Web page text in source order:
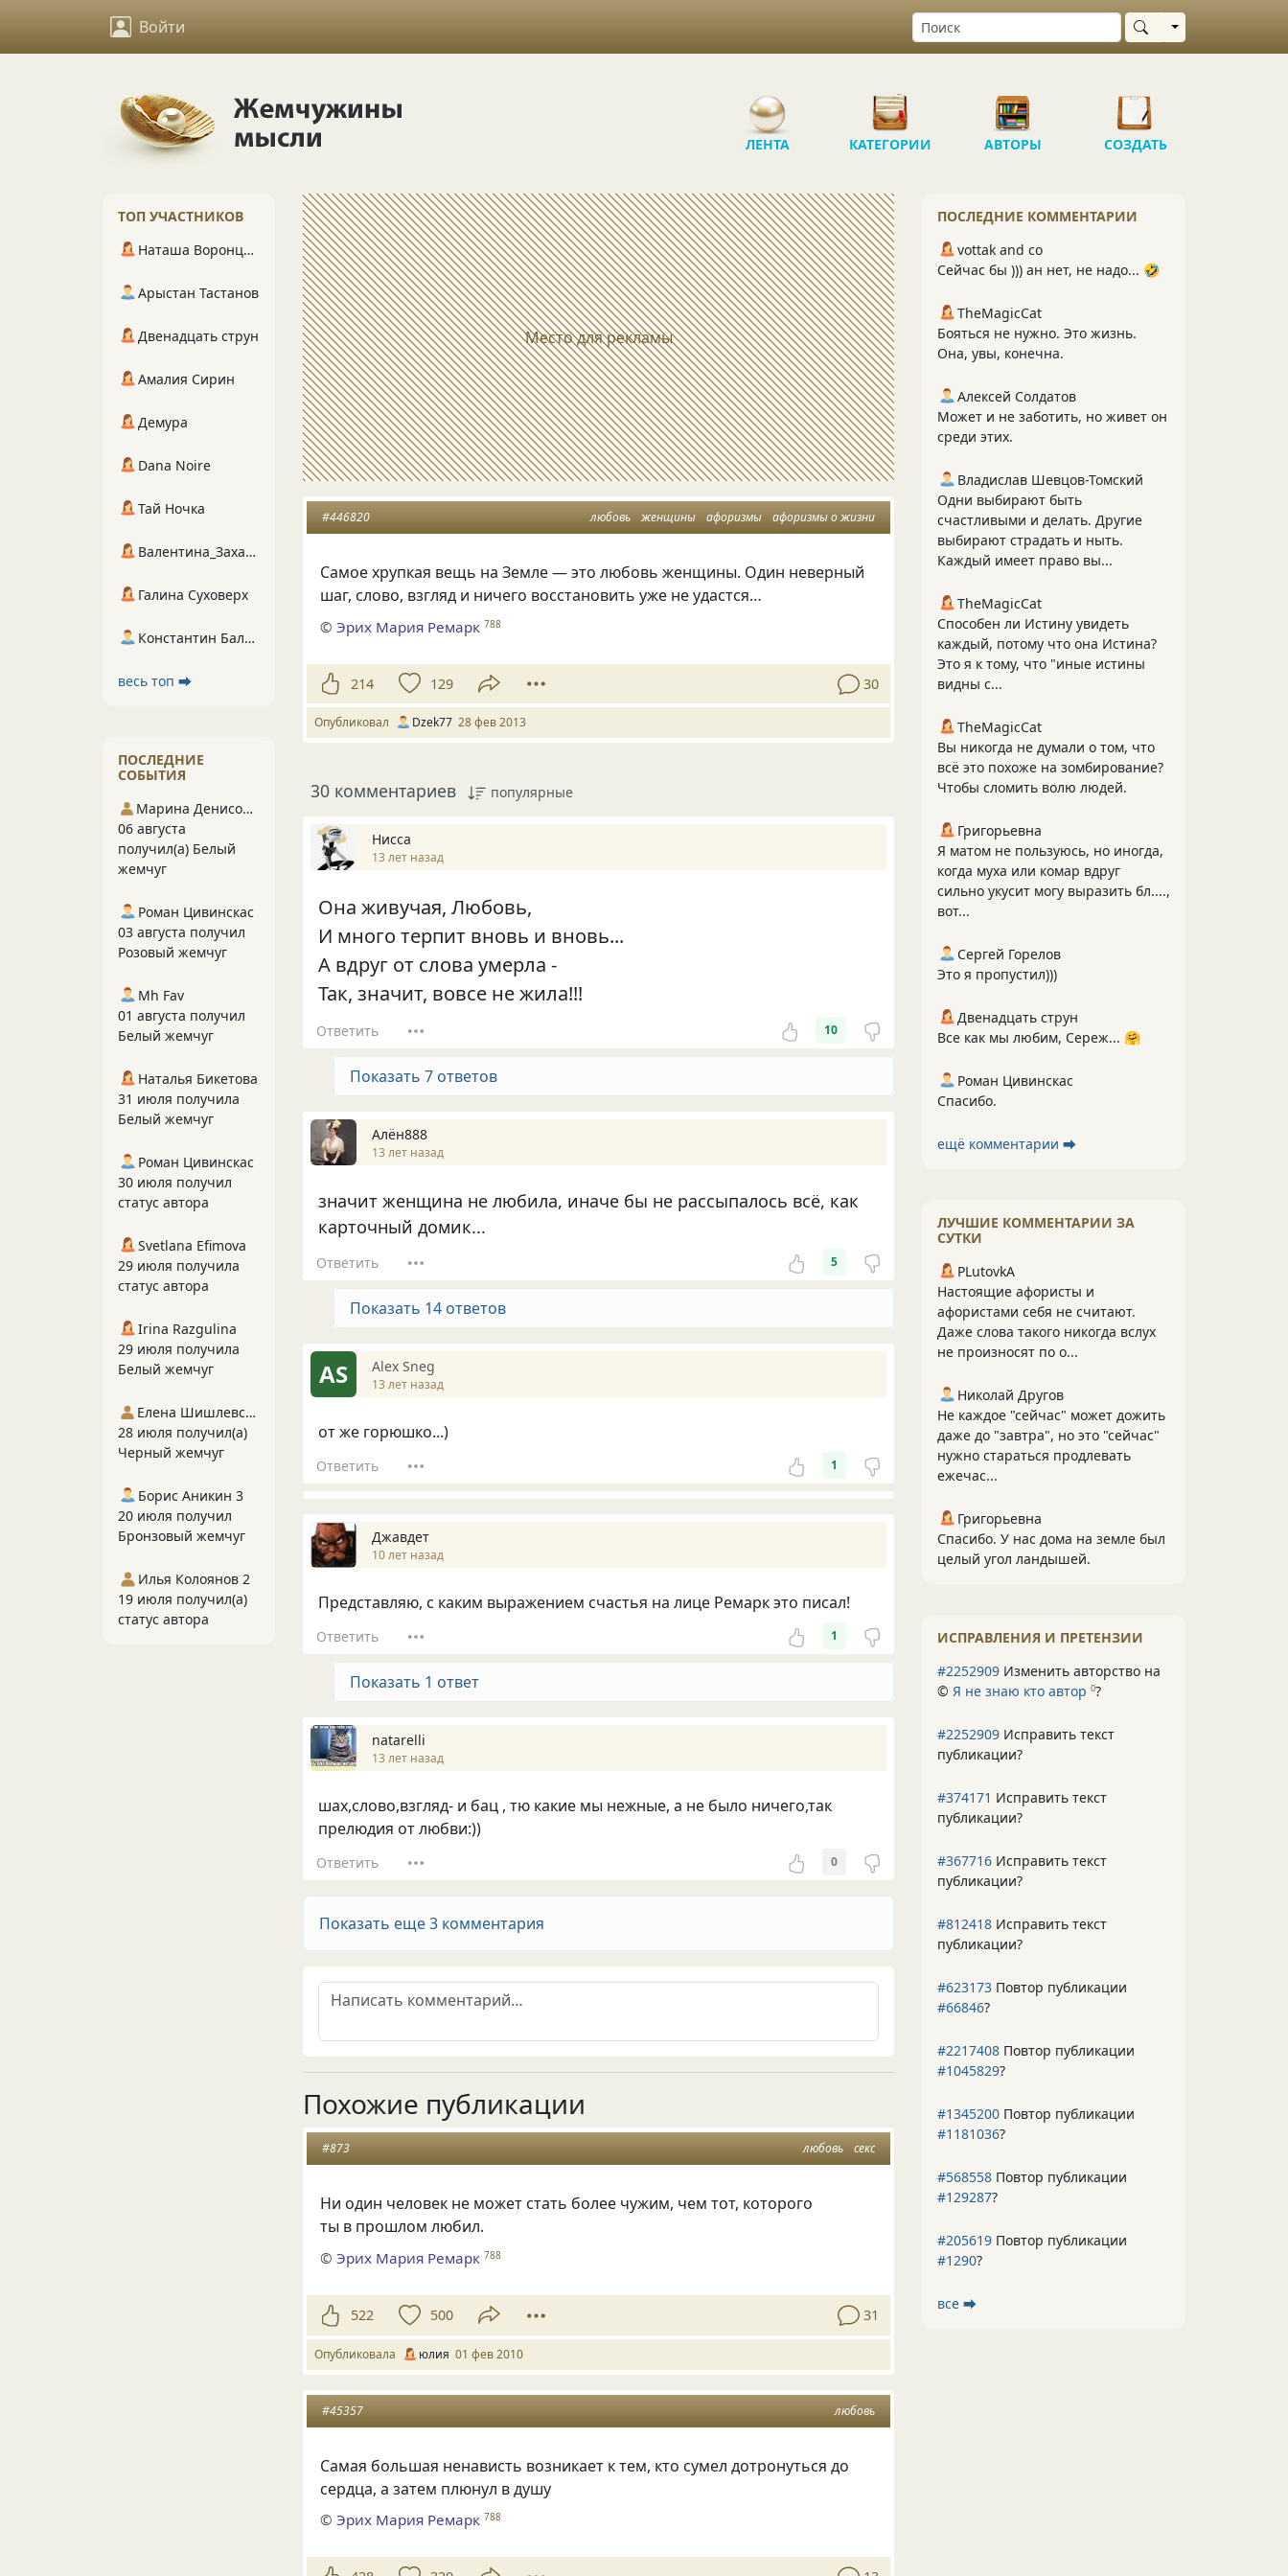
Войти Выбрать область
ЛЕНТА КАТЕГОРИИ АВТОРЫ СОЗДАТЬ
Место для рекламы
любовь женщины афоризмы афоризмы о жизни
#446820
Самое хрупкая вещь на Земле — это любовь женщины. Один неверный
шаг, слово, взгляд и ничего восстановить уже не удастся…
©Эрих Мария Ремарк 788
214 129 30
Опубликовал Dzek77 28 фев 2013
30 комментариев популярные
Нисса
13 лет назад
Она живучая, Любовь,
И много терпит вновь и вновь...
А вдруг от слова умерла -
Так, значит, вовсе не жила!!!
Ответить 10
Показать 7 ответов
Алён888
13 лет назад
значит женщина не любила, иначе бы не рассыпалось всё, как
карточный домик...
Ответить 5
Показать 14 ответов
AS Alex Sneg
13 лет назад
от же горюшко...)
Ответить 1
Джавдет
10 лет назад
Представляю, с каким выражением счастья на лице Ремарк это писал!
Ответить 1
Показать 1 ответ
natarelli
13 лет назад
шах,слово,взгляд- и бац , тю какие мы нежные, а не было ничего,так
прелюдия от любви:))
Ответить 0
Показать еще 3 комментария
Похожие публикации
любовь секс
#873
Ни один человек не может стать более чужим, чем тот, которого
ты в прошлом любил.
©Эрих Мария Ремарк 788
522 500 31
Опубликовала юлия 01 фев 2010
любовь
#45357
Самая большая ненависть возникает к тем, кто сумел дотронуться до
сердца, а затем плюнул в душу
©Эрих Мария Ремарк 788
ПОСЛЕДНИЕ КОММЕНТАРИИ
vottak and co
Сейчас бы ))) ан нет, не надо... 🤣
TheMagicCat
Бояться не нужно. Это жизнь.
Она, увы, конечна.
Алексей Солдатов
Может и не заботить, но живет он
среди этих.
Владислав Шевцов-Томский
Одни выбирают быть
счастливыми и делать. Другие
выбирают страдать и ныть.
Каждый имеет право вы...
TheMagicCat
Способен ли Истину увидеть
каждый, потому что она Истина?
Это я к тому, что "иные истины
видны с...
TheMagicCat
Вы никогда не думали о том, что
всё это похоже на зомбирование?
Чтобы сломить волю людей.
Григорьевна
Я матом не пользуюсь, но иногда,
когда муха или комар вдруг
сильно укусит могу выразить бл....,
вот...
Сергей Горелов
Это я пропустил)))
Двенадцать струн
Все как мы любим, Сереж... 🤗
Роман Цивинскас
Спасибо.
ещё комментарии ⮕
ЛУЧШИЕ КОММЕНТАРИИ ЗА
СУТКИ
PLutоvkА
Настоящие афористы и
афористами себя не считают.
Даже слова такого никогда вслух
не произносят по о...
Николай Другов
Не каждое "сейчас" может дожить
даже до "завтра", но это "сейчас"
нужно стараться продлевать
ежечас...
Григорьевна
Спасибо. У нас дома на земле был
целый угол ландышей.
ИСПРАВЛЕНИЯ И ПРЕТЕНЗИИ
#2252909 Изменить авторство на
© Я не знаю кто автор 0?
#2252909 Исправить текст
публикации?
#374171 Исправить текст
публикации?
#367716 Исправить текст
публикации?
#812418 Исправить текст
публикации?
#623173 Повтор публикации
#66846?
#2217408 Повтор публикации
#1045829?
#1345200 Повтор публикации
#1181036?
#568558 Повтор публикации
#129287?
#205619 Повтор публикации
#1290?
все ⮕
ТОП УЧАСТНИКОВ
Наташа Воронцова
Арыстан Тастанов
Двенадцать струн
Амалия Сирин
Демура
Dana Noire
Тай Ночка
Валентина_Захарова
Галина Суховерх
Константин Балухта
весь топ ⮕
ПОСЛЕДНИЕ
СОБЫТИЯ
Марина Денисова 5
06 августа
получил(а) Белый
жемчуг
Роман Цивинскас
03 августа получил
Розовый жемчуг
Mh Fav
01 августа получил
Белый жемчуг
Наталья Бикетова
31 июля получила
Белый жемчуг
Роман Цивинскас
30 июля получил
статус автора
Svetlana Efimova
29 июля получила
статус автора
Irina Razgulina
29 июля получила
Белый жемчуг
Елена Шишлевская
28 июля получил(а)
Черный жемчуг
Борис Аникин 3
20 июля получил
Бронзовый жемчуг
Илья Колоянов 2
19 июля получил(а)
статус автора